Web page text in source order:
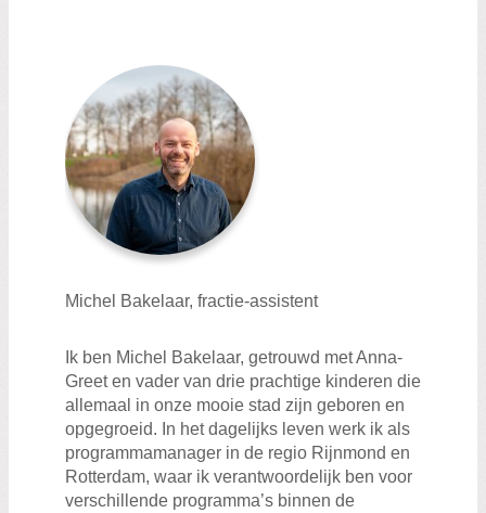
Michel Bakelaar, fractie-assistent
Ik ben Michel Bakelaar, getrouwd met Anna-
Greet en vader van drie prachtige kinderen die
allemaal in onze mooie stad zijn geboren en
opgegroeid. In het dagelijks leven werk ik als
programmamanager in de regio Rijnmond en
Rotterdam, waar ik verantwoordelijk ben voor
verschillende programma’s binnen de